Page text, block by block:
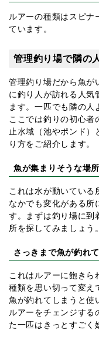
ルアーの種類はスピナ
ています。
管理釣り場で隣の
管理釣り場だから魚が
に釣り人が訪れる人気
ます。一匹でも隣の人
ここでは釣りの初心者
止水域（池やポンド
り方をご紹介します。
魚が集まりそうな場
これは水が動いている
なかでも変化がある所
す。まずは釣り場に到
所を探してみましょう。
さっきまで魚が釣れ
これはルアーに飽きら
種類を思い切って変え
魚が釣れてしまうと使
ルアーをチェンジする
た一匹はきっとすごく